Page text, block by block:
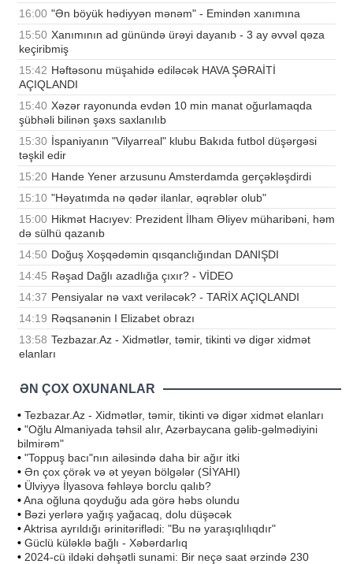
16:00 "Ən böyük hədiyyən mənəm" - Emindən xanımına
15:50 Xanımının ad günündə ürəyi dayanıb - 3 ay əvvəl qəza
keçiribmiş
15:42 Həftəsonu müşahidə ediləcək HAVA ŞƏRAİTİ
AÇIQLANDI
15:40 Xəzər rayonunda evdən 10 min manat oğurlamaqda
şübhəli bilinən şəxs saxlanılıb
15:30 İspaniyanın "Vilyarreal" klubu Bakıda futbol düşərgəsi
təşkil edir
15:20 Hande Yener arzusunu Amsterdamda gerçəkləşdirdi
15:10 "Həyatımda nə qədər ilanlar, əqrəblər olub"
15:00 Hikmət Hacıyev: Prezident İlham Əliyev müharibəni, həm
də sülhü qazanıb
14:50 Doğuş Xoşqədəmin qısqanclığından DANIŞDI
14:45 Rəşad Dağlı azadlığa çıxır? - VİDEO
14:37 Pensiyalar nə vaxt veriləcək? - TARİX AÇIQLANDI
14:19 Rəqsanənin I Elizabet obrazı
13:58 Tezbazar.Az - Xidmətlər, təmir, tikinti və digər xidmət
elanları
ƏN ÇOX OXUNANLAR
• Tezbazar.Az - Xidmətlər, təmir, tikinti və digər xidmət elanları
• "Oğlu Almaniyada təhsil alır, Azərbaycana gəlib-gəlmədiyini
bilmirəm"
• "Toppuş bacı"nın ailəsində daha bir ağır itki
• Ən çox çörək və ət yeyən bölgələr (SİYAHI)
• Ülviyyə İlyasova fəhləyə borclu qalıb?
•Ana oğluna qoyduğu ada görə həbs olundu
• Bəzi yerlərə yağış yağacaq, dolu düşəcək
•Aktrisa ayrıldığı ərinitəriflədi: "Bu nə yaraşıqlılıqdır"
• Güclü küləklə bağlı - Xəbərdarlıq
• 2024-cü ildəki dəhşətli sunami: Bir neçə saat ərzində 230